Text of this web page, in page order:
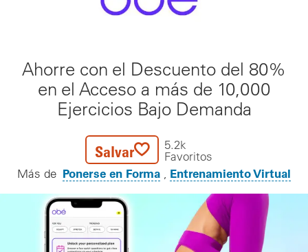
Ahorre con el Descuento del 80%
en el Acceso a más de 10,000
Ejercicios Bajo Demanda
Salvar
5.2k
Favoritos
Más de Ponerse en Forma Entrenamiento Virtual